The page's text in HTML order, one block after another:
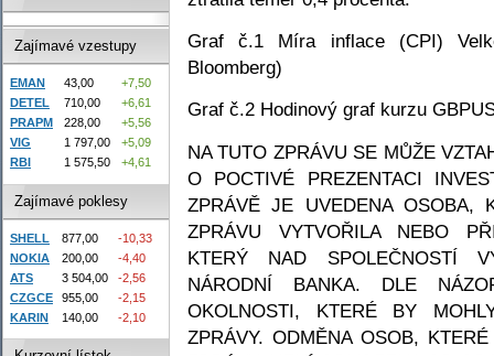
Graf č.1 Míra inflace (CPI)
Bloomberg)
Graf č.2 Hodinový graf kurzu
NA TUTO ZPRÁVU SE MŮŽE
O POCTIVÉ PREZENTACI
ZPRÁVĚ JE UVEDENA OSOBA,
ZPRÁVU VYTVOŘILA NEBO
KTERÝ NAD SPOLEČNOSTÍ
NÁRODNÍ BANKA. DLE
OKOLNOSTI, KTERÉ BY
ZPRÁVY. ODMĚNA OSOB,
Zajímavé vzestupy
EMAN 43,00
+7,50
DETEL
710,00
+6,61
PRAPM
228,00
+5,56
VIG
1 797,00
+5,09
RBI
1 575,50 +4,61
Zajímavé poklesy
SHELL 877,00
-10,33
NOKIA
200,00
-4,40
ATS
3 504,00
-2,56
CZGCE
955,00
-2,15
KARIN
140,00 -2,10